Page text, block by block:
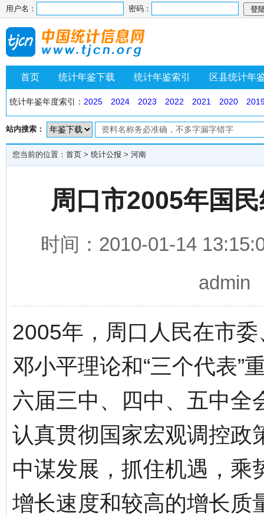
用户名： 密码：
首页 统计年鉴下载 统计年鉴索引 区县统计年
统计年鉴年度索引： 2025 2024 2023 2022 2021 2020
站内搜索：
您当前的位置： 首页 > 统计公报 > 河南
周口市2005年国
时间：2010-01-14
admin
2005年，周口人民在市
邓小平理论和“三个代表”
六届三中、四中、五中全
认真贯彻国家宏观调控政
中谋发展，抓住机遇，乘
增长速度和较高的增长质